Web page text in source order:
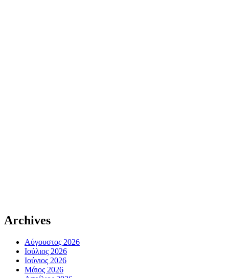
Archives
Αύγουστος 2026
Ιούλιος 2026
Ιούνιος 2026
Μάιος 2026